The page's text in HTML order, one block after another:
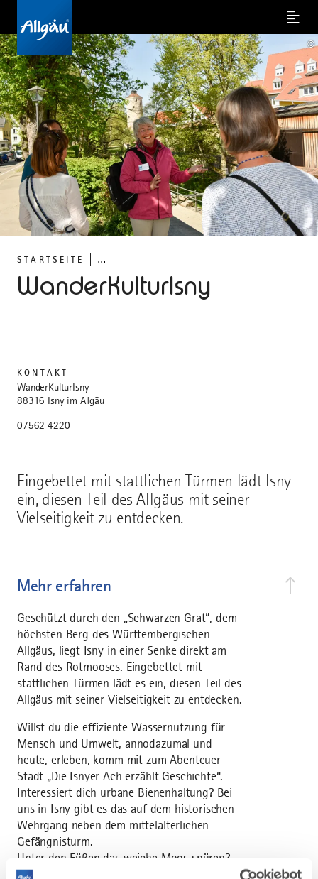
Menu
STARTSEITE ...
WanderKulturIsny
©
Eingebettet mit stattlichen Türmen lädt Isny
ein, diesen Teil des Allgäus mit seiner
Vielseitigkeit zu entdecken.
Mehr erfahren
Geschützt durch den „Schwarzen Grat“, dem
höchsten Berg des Württembergischen
Allgäus, liegt Isny in einer Senke direkt am
Rand des Rotmooses. Eingebettet mit
stattlichen Türmen lädt es ein, diesen Teil des
Allgäus mit seiner Vielseitigkeit zu entdecken.
Willst du die effiziente Wassernutzung für
Mensch und Umwelt, annodazumal und
heute, erleben, komm mit zum Abenteuer
Stadt „Die Isnyer Ach erzählt Geschichte“.
Interessiert dich urbane Bienenhaltung? Bei
uns in Isny gibt es das auf dem historischen
Wehrgang neben dem mittelalterlichen
Gefängnisturm.
Unter den Füßen das weiche Moos spüren?
Gehen wir gemeinsam durch das Riedmüllers
KONTAKT
WanderKulturIsny
88316 Isny im Allgäu
07562 4220